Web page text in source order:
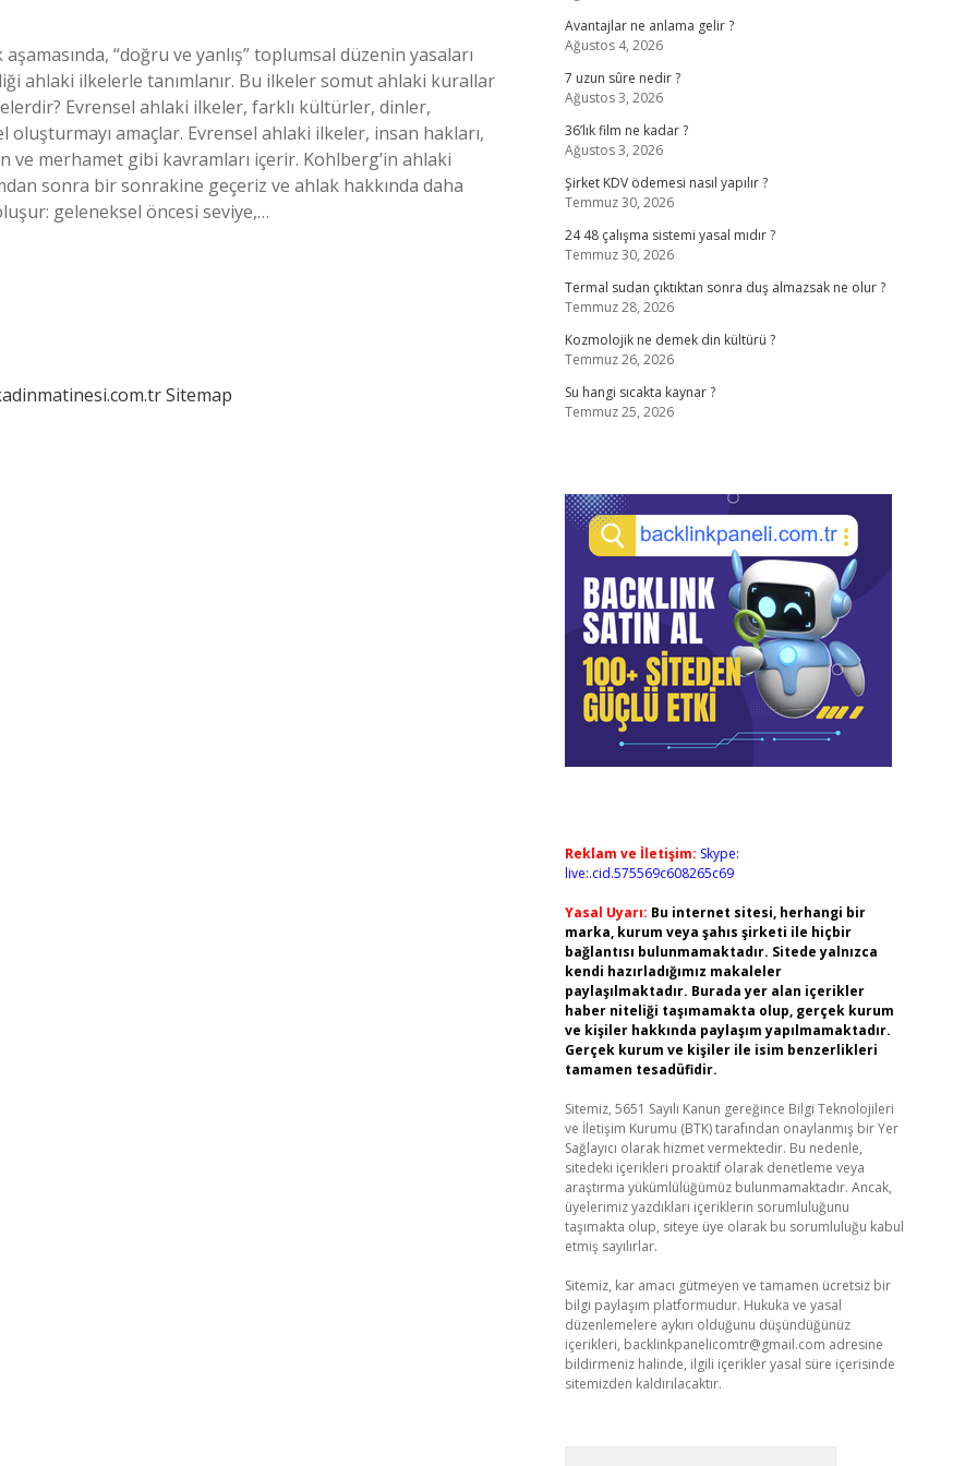
“doğru ve yanlış” toplumsal düzenin yasaları
ahlaki ilkelerle tanımlanır. Bu ilkeler somut ahlaki kurallar
Evrensel ahlaki ilkeler, farklı kültürler, dinler,
amaçlar. Evrensel ahlaki ilkeler, insan hakları,
ve merhamet gibi kavramları içerir. Kohlberg’in ahlaki
sonra bir sonrakine geçeriz ve ahlak hakkında daha
geleneksel öncesi seviye,…
Sitemap
Avantajlar ne anlama gelir ?
Ağustos 4, 2026
7 uzun sûre nedir ?
Ağustos 3, 2026
36’lık film ne kadar ?
Ağustos 3, 2026
Şirket KDV ödemesi nasıl yapılır ?
Temmuz 30, 2026
24 48 çalışma sistemi yasal mıdır ?
Temmuz 30, 2026
Termal sudan çıktıktan sonra duş almazsak ne olur ?
Temmuz 28, 2026
Kozmolojik ne demek din kültürü ?
Temmuz 26, 2026
Su hangi sıcakta kaynar ?
Temmuz 25, 2026
Reklam ve İletişim: Skype:
live:.cid.575569c608265c69
Yasal Uyarı: Bu internet sitesi, herhangi bir
marka, kurum veya şahıs şirketi ile hiçbir
bağlantısı bulunmamaktadır. Sitede yalnızca
kendi hazırladığımız makaleler
paylaşılmaktadır. Burada yer alan içerikler
haber niteliği taşımamakta olup, gerçek kurum
ve kişiler hakkında paylaşım yapılmamaktadır.
Gerçek kurum ve kişiler ile isim benzerlikleri
tamamen tesadüfidir.
Sitemiz, 5651 Sayılı Kanun gereğince Bilgi Teknolojileri
ve İletişim Kurumu (BTK) tarafından onaylanmış bir Yer
Sağlayıcı olarak hizmet vermektedir. Bu nedenle,
sitedeki içerikleri proaktif olarak denetleme veya
araştırma yükümlülüğümüz bulunmamaktadır. Ancak,
üyelerimiz yazdıkları içeriklerin sorumluluğunu
taşımakta olup, siteye üye olarak bu sorumluluğu kabul
etmiş sayılırlar.
Sitemiz, kar amacı gütmeyen ve tamamen ücretsiz bir
bilgi paylaşım platformudur. Hukuka ve yasal
düzenlemelere aykırı olduğunu düşündüğünüz
içerikleri, backlinkpanelicomtr@gmail.com adresine
bildirmeniz halinde, ilgili içerikler yasal süre içerisinde
sitemizden kaldırılacaktır.